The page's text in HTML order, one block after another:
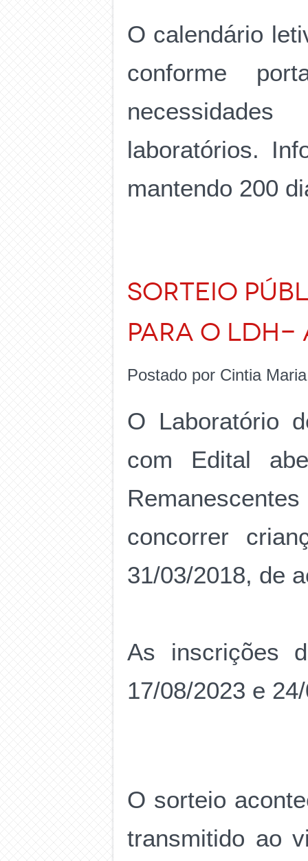
O calendário
conforme
laboratórios.
mantendo 200
Sorteio
para o
Postado por Cintia
O Laboratório
com Edital
concorrer
31/03/2018, de
As inscrições
17/08/2023 e
O sorteio
transmitido ao